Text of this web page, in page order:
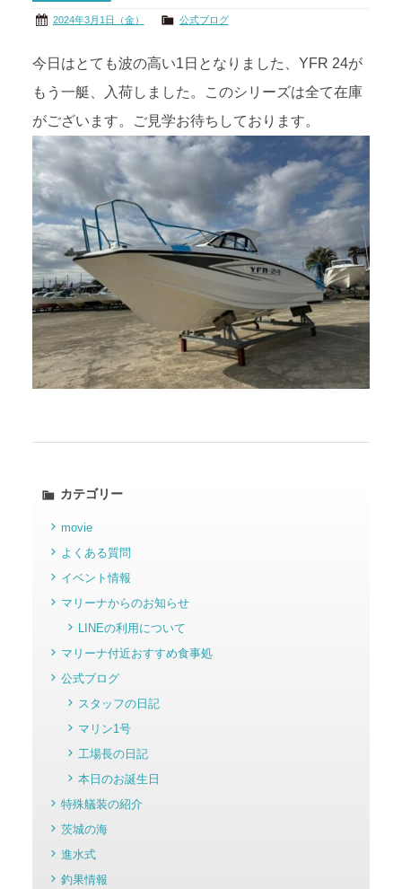
2024年3月1日（金） 公式ブログ
今日はとても波の高い1日となりました、YFR 24が
もう一艇、入荷しました。このシリーズは全て在庫
がございます。ご見学お待ちしております。
カテゴリー
movie
よくある質問
イベント情報
マリーナからのお知らせ
LINEの利用について
マリーナ付近おすすめ食事処
公式ブログ
スタッフの日記
マリン1号
工場長の日記
本日のお誕生日
特殊艤装の紹介
茨城の海
進水式
釣果情報